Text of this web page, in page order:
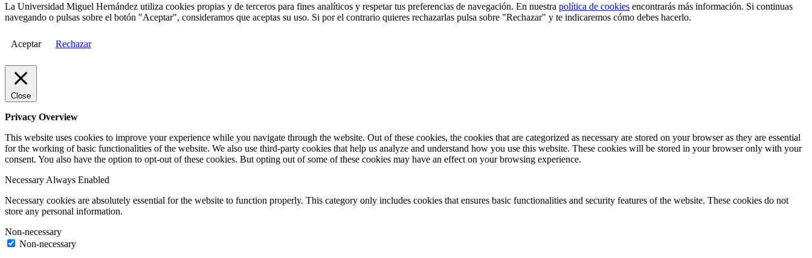
La Universidad Miguel Hernández utiliza cookies propias y de terceros para fines analíticos y respetar tus preferencias de navegación. En nuestra política de cookies encontrarás más información. Si continuas
navegando o pulsas sobre el botón "Aceptar", consideramos que aceptas su uso. Si por el contrario quieres rechazarlas pulsa sobre "Rechazar" y te indicaremos cómo debes hacerlo.
Aceptar Rechazar
Close
Privacy Overview
This website uses cookies to improve your experience while you navigate through the website. Out of these cookies, the cookies that are categorized as necessary are stored on your browser as they are essential
for the working of basic functionalities of the website. We also use third-party cookies that help us analyze and understand how you use this website. These cookies will be stored in your browser only with your
consent. You also have the option to opt-out of these cookies. But opting out of some of these cookies may have an effect on your browsing experience.
Necessary Always Enabled
Necessary cookies are absolutely essential for the website to function properly. This category only includes cookies that ensures basic functionalities and security features of the website. These cookies do not
store any personal information.
Non-necessary
Non-necessary